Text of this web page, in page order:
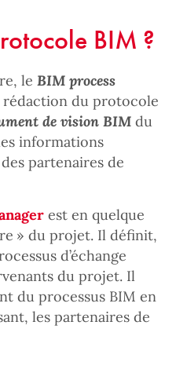
BIM ?
le BIM process
rédaction du protocole
de vision BIM du
informations
partenaires de
est en quelque
» du projet. Il définit,
d’échange
du projet. Il
du processus BIM en
les partenaires de